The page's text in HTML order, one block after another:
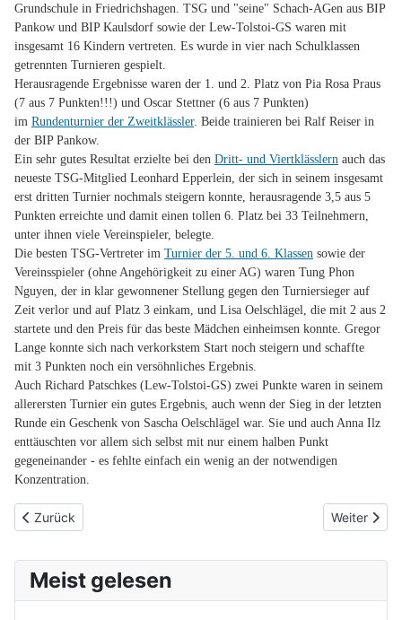
Grundschule in Friedrichshagen. TSG und "seine" Schach-AGen aus BIP
Pankow und BIP Kaulsdorf sowie der Lew-Tolstoi-GS waren mit
insgesamt 16 Kindern vertreten. Es wurde in vier nach Schulklassen
getrennten Turnieren gespielt.
Herausragende Ergebnisse waren der 1. und 2. Platz von Pia Rosa Praus
(7 aus 7 Punkten!!!) und Oscar Stettner (6 aus 7 Punkten)
im Rundenturnier der Zweitklässler. Beide trainieren bei Ralf Reiser in
der BIP Pankow.
Ein sehr gutes Resultat erzielte bei den Dritt- und Viertklässlern auch das
neueste TSG-Mitglied Leonhard Epperlein, der sich in seinem insgesamt
erst dritten Turnier nochmals steigern konnte, herausragende 3,5 aus 5
Punkten erreichte und damit einen tollen 6. Platz bei 33 Teilnehmern,
unter ihnen viele Vereinspieler, belegte.
Die besten TSG-Vertreter im Turnier der 5. und 6. Klassen sowie der
Vereinsspieler (ohne Angehörigkeit zu einer AG) waren Tung Phon
Nguyen, der in klar gewonnener Stellung gegen den Turniersieger auf
Zeit verlor und auf Platz 3 einkam, und Lisa Oelschlägel, die mit 2 aus 2
startete und den Preis für das beste Mädchen einheimsen konnte. Gregor
Lange konnte sich nach verkorkstem Start noch steigern und schaffte
mit 3 Punkten noch ein versöhnliches Ergebnis.
Auch Richard Patschkes (Lew-Tolstoi-GS) zwei Punkte waren in seinem
allerersten Turnier ein gutes Ergebnis, auch wenn der Sieg in der letzten
Runde ein Geschenk von Sascha Oelschlägel war. Sie und auch Anna Ilz
enttäuschten vor allem sich selbst mit nur einem halben Punkt
gegeneinander - es fehlte einfach ein wenig an der notwendigen
Konzentration.
Vorheriger Beitrag: IEM U8 in Sebnitz
Zurück Nächster
Weiter
Meist gelesen